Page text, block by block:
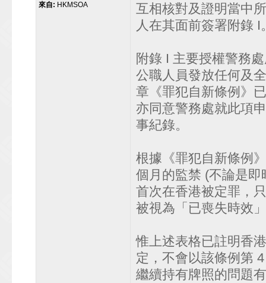
來自: HKMSOA
互相核對及證明當中
人在其面前簽署附錄 I
附錄 I 主要授權警務
公職人員發放任何及
章《罪犯自新條例》
亦同意警務處就此項
事紀錄。
根據《罪犯自新條例
個月的監禁 (不論是
首次在香港被定罪，
被視為「已喪失時效
惟上述表格已註明香
定，不會以該條例第
繼續持有牌照的問題